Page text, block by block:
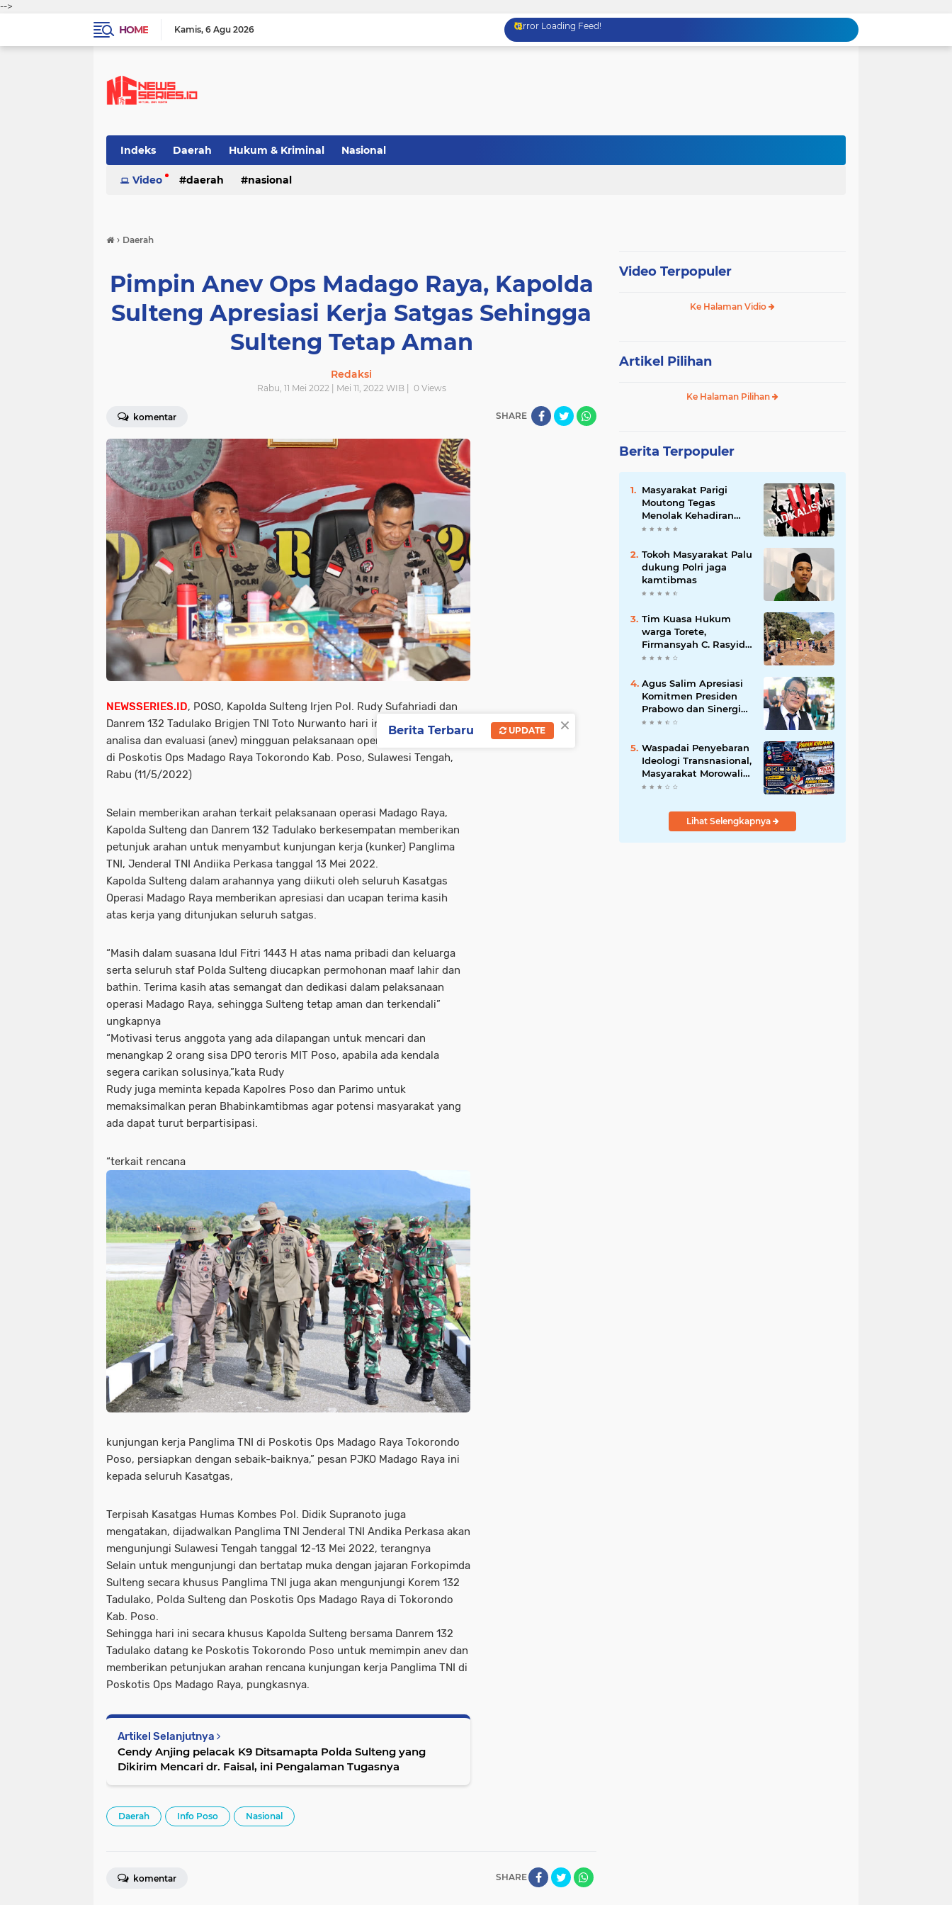
-->
HOME
Kamis 6 Agu 2026 Error Loading Feed!
Indeks Daerah Hukum & Kriminal Nasional
Video daerah nasional
› Daerah
Pimpin Anev Ops Madago Raya, Kapolda
Sulteng Apresiasi Kerja Satgas Sehingga
Sulteng Tetap Aman
Redaksi
Rabu, 11 Mei 2022 | Mei 11, 2022 WIB | 0Views
komentar SHARE
NEWSSERIES.ID, POSO, Kapolda Sulteng Irjen Pol. Rudy Sufahriadi dan
Danrem 132 Tadulako Brigjen TNI Toto Nurwanto hari ini memimpin
analisa dan evaluasi (anev) mingguan pelaksanaan operasi Madago Raya
di Poskotis Ops Madago Raya Tokorondo Kab. Poso, Sulawesi Tengah,
Rabu (11/5/2022)
Selain memberikan arahan terkait pelaksanaan operasi Madago Raya,
Kapolda Sulteng dan Danrem 132 Tadulako berkesempatan memberikan
petunjuk arahan untuk menyambut kunjungan kerja (kunker) Panglima
TNI, Jenderal TNI Andiika Perkasa tanggal 13 Mei 2022.
Kapolda Sulteng dalam arahannya yang diikuti oleh seluruh Kasatgas
Operasi Madago Raya memberikan apresiasi dan ucapan terima kasih
atas kerja yang ditunjukan seluruh satgas.
“Masih dalam suasana Idul Fitri 1443 H atas nama pribadi dan keluarga
serta seluruh staf Polda Sulteng diucapkan permohonan maaf lahir dan
bathin. Terima kasih atas semangat dan dedikasi dalam pelaksanaan
operasi Madago Raya, sehingga Sulteng tetap aman dan terkendali”
ungkapnya
“Motivasi terus anggota yang ada dilapangan untuk mencari dan
menangkap 2 orang sisa DPO teroris MIT Poso, apabila ada kendala
segera carikan solusinya,”kata Rudy
Rudy juga meminta kepada Kapolres Poso dan Parimo untuk
memaksimalkan peran Bhabinkamtibmas agar potensi masyarakat yang
ada dapat turut berpartisipasi.
“terkait rencana
kunjungan kerja Panglima TNI di Poskotis Ops Madago Raya Tokorondo
Poso, persiapkan dengan sebaik-baiknya,” pesan PJKO Madago Raya ini
kepada seluruh Kasatgas,
Terpisah Kasatgas Humas Kombes Pol. Didik Supranoto juga
mengatakan, dijadwalkan Panglima TNI Jenderal TNI Andika Perkasa akan
mengunjungi Sulawesi Tengah tanggal 12-13 Mei 2022, terangnya
Selain untuk mengunjungi dan bertatap muka dengan jajaran Forkopimda
Sulteng secara khusus Panglima TNI juga akan mengunjungi Korem 132
Tadulako, Polda Sulteng dan Poskotis Ops Madago Raya di Tokorondo
Kab. Poso.
Sehingga hari ini secara khusus Kapolda Sulteng bersama Danrem 132
Tadulako datang ke Poskotis Tokorondo Poso untuk memimpin anev dan
memberikan petunjukan arahan rencana kunjungan kerja Panglima TNI di
Poskotis Ops Madago Raya, pungkasnya.
Artikel Selanjutnya
Cendy Anjing pelacak K9 Ditsamapta Polda Sulteng yang
Dikirim Mencari dr. Faisal, ini Pengalaman Tugasnya
Daerah Info Poso Nasional
SHARE
komentar
Video Terpopuler
Ke Halaman Vidio
Artikel Pilihan
Ke Halaman Pilihan
Berita Terpopuler
Masyarakat Parigi
Moutong Tegas
Menolak Kehadiran
Ormas Radikal
Tokoh Masyarakat Palu
dukung Polri jaga
kamtibmas
Tim Kuasa Hukum
warga Torete,
Firmansyah C. Rasyid,
S.H., menyampaikan
atas kesalahpahaman
yang berkembang di
ruang publik
Agus Salim Apresiasi
Komitmen Presiden
Prabowo dan Sinergi
Aparat Penegak
Pemberantasan
Korupsi
Waspadai Penyebaran
Ideologi Transnasional,
Masyarakat Morowali
Diajak Perkuat
Wawasan Kebangsaan
Lihat Selengkapnya
×
Berita Terbaru UPDATE